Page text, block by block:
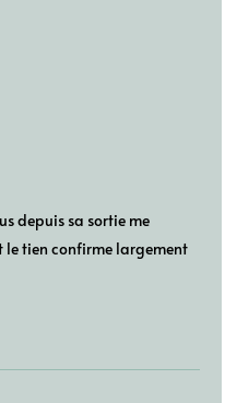
depuis sa sortie me
le tien confirme largement